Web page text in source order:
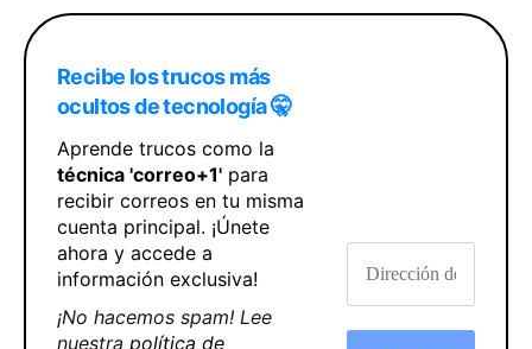
Recibe los trucos más
ocultos de tecnología 🤫
Aprende trucos como la
técnica 'correo+1' para
recibir correos en tu misma
cuenta principal. ¡Únete
ahora y accede a
información exclusiva!
¡No hacemos spam! Lee
nuestra política de